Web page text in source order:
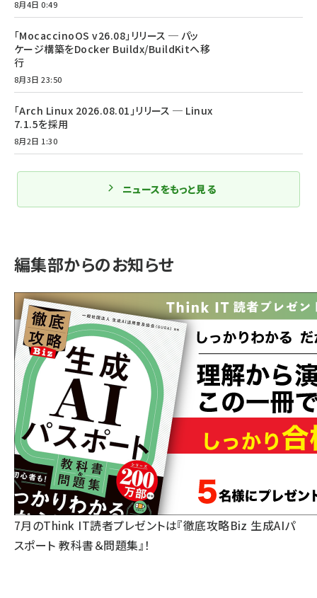
8月4日 0:49
「MocaccinoOS v26.08」リリース ─ パッ
ケージ構築をDocker Buildx/BuildKitへ移
行
8月3日 23:50
「Arch Linux 2026.08.01」リリース ─ Linux
7.1.5を採用
8月2日 1:30
ニュースをもっと見る
編集部からのお知らせ
7月のThink IT読者プレゼントは『徹底攻略Biz 生成AIパ
スポート 教科書＆問題集』！